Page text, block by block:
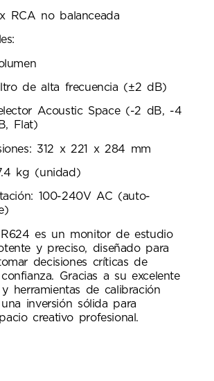
RCA no balanceada
de alta frecuencia (±2 dB)
Acoustic Space (-2 dB, -4
Flat)
312 x 221 x 284 mm
kg (unidad)
100-240V AC (auto-
es un monitor de estudio
y preciso, diseñado para
decisiones críticas de
Gracias a su excelente
herramientas de calibración
inversión sólida para
creativo profesional.